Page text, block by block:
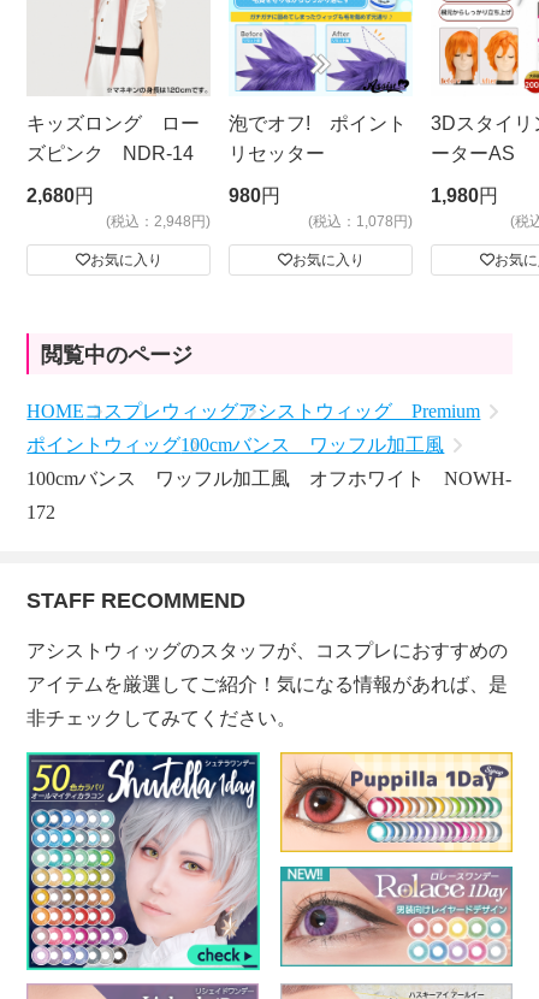
キッズロング ロー
ズピンク NDR-14
2,680円
(税込：2,948円)
お気に入り
泡でオフ! ポイント
リセッター
980円
(税込：1,078円)
お気に入り
3Dスタイリ
ーターAS
ビッグサイ
1,980円
(税
お気
閲覧中のページ
HOMEコスプレウィッグアシストウィッグ Premium
ポイントウィッグ100cmバンス ワッフル加工風
100cmバンス ワッフル加工風 オフホワイト NOWH-
172
STAFF RECOMMEND
アシストウィッグのスタッフが、コスプレにおすすめの
アイテムを厳選してご紹介！気になる情報があれば、是
非チェックしてみてください。